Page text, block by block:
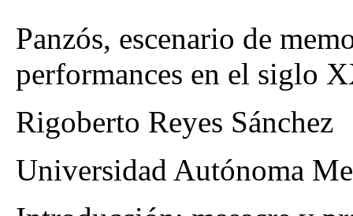
Panzós, escenario de
performances en el siglo
Rigoberto Reyes Sánchez
Universidad Autónoma